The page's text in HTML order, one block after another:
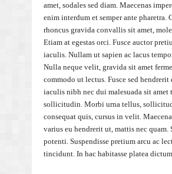
amet, sodales sed diam. Maecenas
enim interdum et semper ante pharetra.
rhoncus gravida convallis sit amet,
Etiam at egestas orci. Fusce auctor
iaculis. Nullam ut sapien ac lacus
Nulla neque velit, gravida sit amet
commodo ut lectus. Fusce sed
iaculis nibh nec dui malesuada sit amet
sollicitudin. Morbi urna tellus,
consequat quis, cursus in velit.
varius eu hendrerit ut, mattis nec quam.
potenti. Suspendisse pretium arcu ac
tincidunt. In hac habitasse platea